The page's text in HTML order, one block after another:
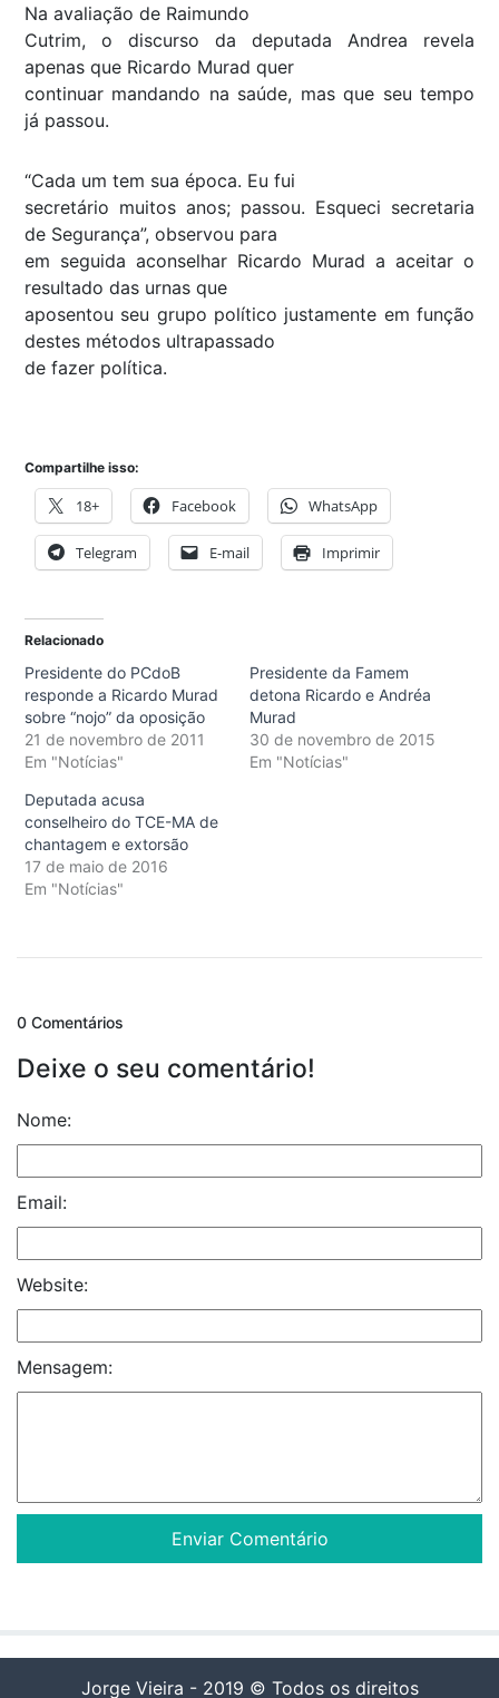
Na avaliação de Raimundo
Cutrim, o discurso da deputada Andrea revela
apenas que Ricardo Murad quer
continuar mandando na saúde, mas que seu tempo
já passou.
“Cada um tem sua época. Eu fui
secretário muitos anos; passou. Esqueci secretaria
de Segurança”, observou para
em seguida aconselhar Ricardo Murad a aceitar o
resultado das urnas que
aposentou seu grupo político justamente em função
destes métodos ultrapassado
de fazer política.
Compartilhe isso:
18+ Facebook WhatsApp
Telegram E-mail Imprimir
Relacionado
Presidente do PCdoB
responde a Ricardo Murad
sobre “nojo” da oposição
21 de novembro de 2011
Em "Notícias"
Presidente da Famem
detona Ricardo e Andréa
Murad
30 de novembro de 2015
Em "Notícias"
Deputada acusa
conselheiro do TCE-MA de
chantagem e extorsão
17 de maio de 2016
Em "Notícias"
0 Comentários
Deixe o seu comentário!
Nome:
Email:
Website:
Mensagem:
Jorge Vieira - 2019 © Todos os direitos